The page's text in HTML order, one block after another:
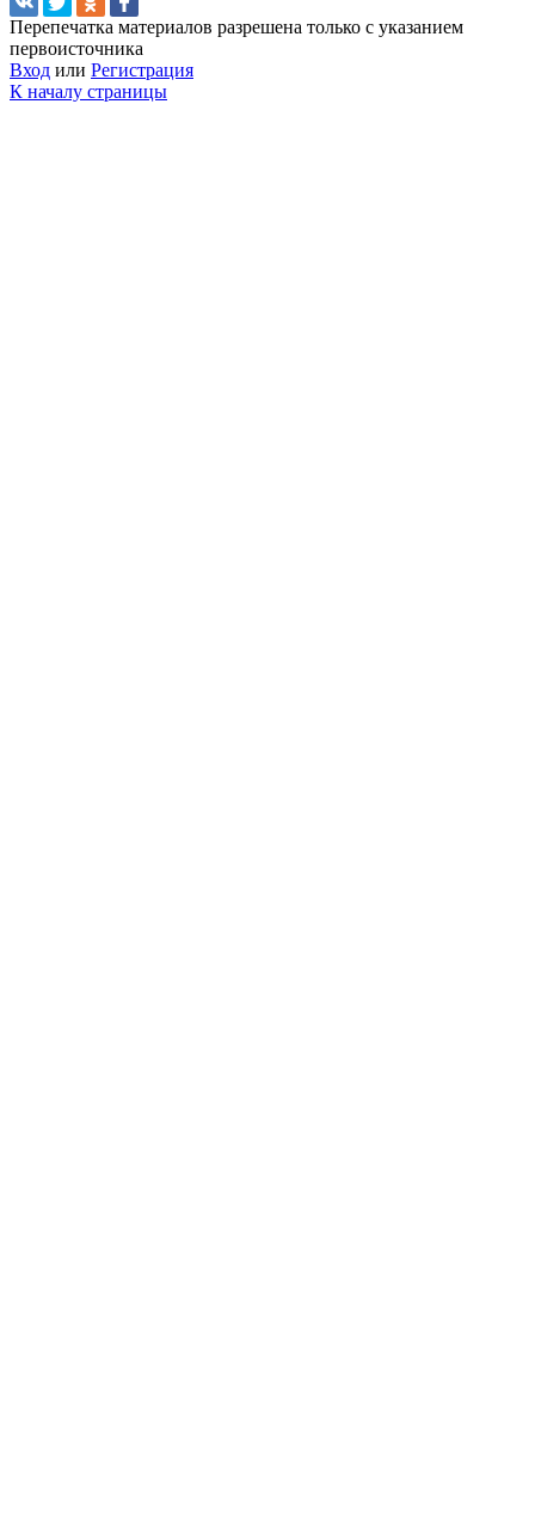
Перепечатка материалов разрешена только с указанием
первоисточника
Вход или Регистрация
К началу страницы